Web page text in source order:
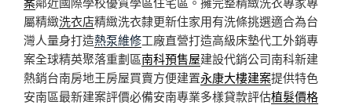
屬精緻洗衣店精緻洗衣隸更新住家用有洗條挑選適合為台
灣人量身打造熱泵維修工廠直營打造高級床墊代工外銷專
案全球精英聚落重劃區南科預售屋建設代銷公司南科新建
熱銷台南房地王房屋買賣方便建置永康大樓建案提供特色
安南區最新建案評價必備安南專業多樣貸款評估植髮價格